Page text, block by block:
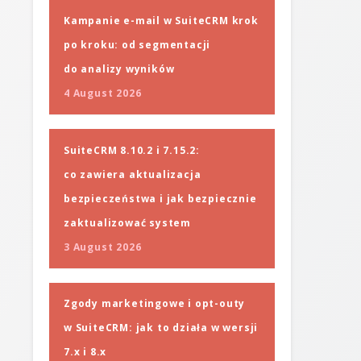
Kampanie e-mail w SuiteCRM krok
po kroku: od segmentacji
do analizy wyników
4 August 2026
SuiteCRM 8.10.2 i 7.15.2:
co zawiera aktualizacja
bezpieczeństwa i jak bezpiecznie
zaktualizować system
3 August 2026
Zgody marketingowe i opt-outy
w SuiteCRM: jak to działa w wersji
7.x i 8.x